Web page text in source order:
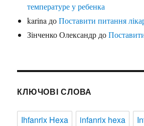
температуре у ребенка
karina доПоставити питання
Зінченко Олександр до
КЛЮЧОВІ СЛОВА
Ihfanrix Hexa infanrix hexa